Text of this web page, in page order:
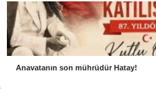
Anavatanın son mührüdür Hatay!